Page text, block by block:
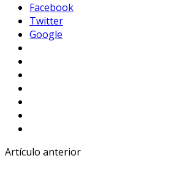
Facebook
Twitter
Google
Artículo anterior